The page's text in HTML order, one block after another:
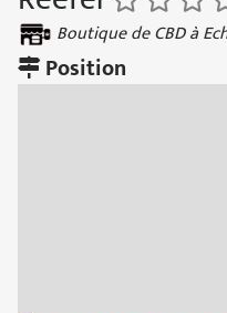
Boutique de CBD à
Position